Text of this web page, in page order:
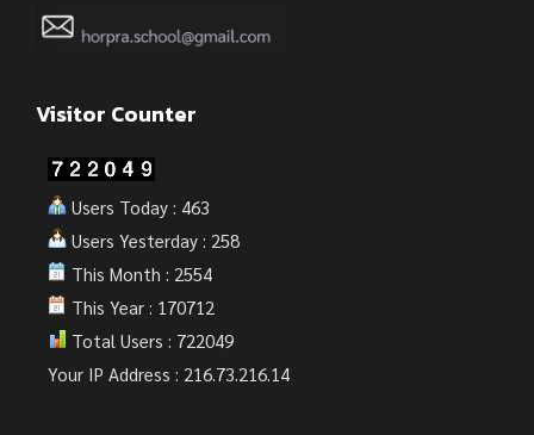
Visitor Counter
Users Today : 463
Users Yesterday : 258
This Month : 2554
This Year : 170712
Total Users : 722049
Your IP Address : 216.73.216.14